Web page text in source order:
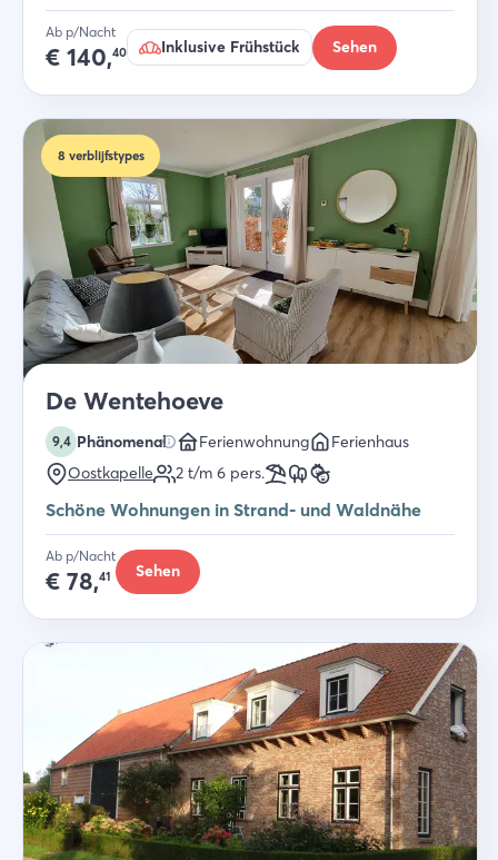
Souburg – willkommen im B&B Rustique
Ab p/Nacht
€ 140,40 Inklusive Frühstück Sehen
8 verblijfstypes
De Wentehoeve
9,4 Phänomenal Ferienwohnung
Ferienhaus
Oostkapelle
2 t/m 6 pers.
Schöne Wohnungen in Strand- und Waldnähe
Ab p/Nacht
€ 78,41 Sehen